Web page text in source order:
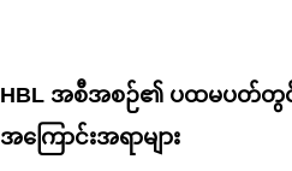
HBL အစီအစဉ်၏ ပထမပတ်တွ
အကြောင်းအရာများ